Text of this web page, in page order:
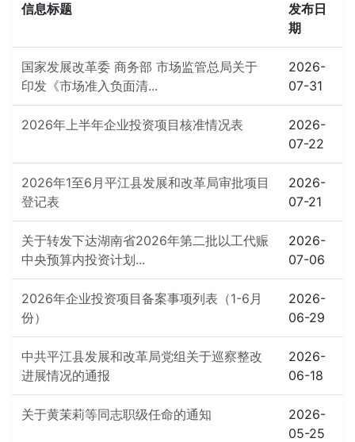
信息标题
发布日
期
国家发展改革委 商务部 市场监管总局关于
印发《市场准入负面清...
2026-
07-31
2026年上半年企业投资项目核准情况表
2026-
07-22
2026年1至6月平江县发展和改革局审批项目
登记表
2026-
07-21
关于转发下达湖南省2026年第二批以工代赈
中央预算内投资计划...
2026-
07-06
2026年企业投资项目备案事项列表（1-6月
份）
2026-
06-29
中共平江县发展和改革局党组关于巡察整改
进展情况的通报
2026-
06-18
关于黄茉莉等同志职级任命的通知
2026-
05-25